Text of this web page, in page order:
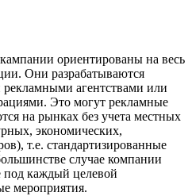
ориентированы на весь
Они разрабатываются
агентствами или
Это могут рекламные
на рынках без учета местных
экономических,
т.е. стандартизированные
случае компании
под каждый целевой
мероприятия.